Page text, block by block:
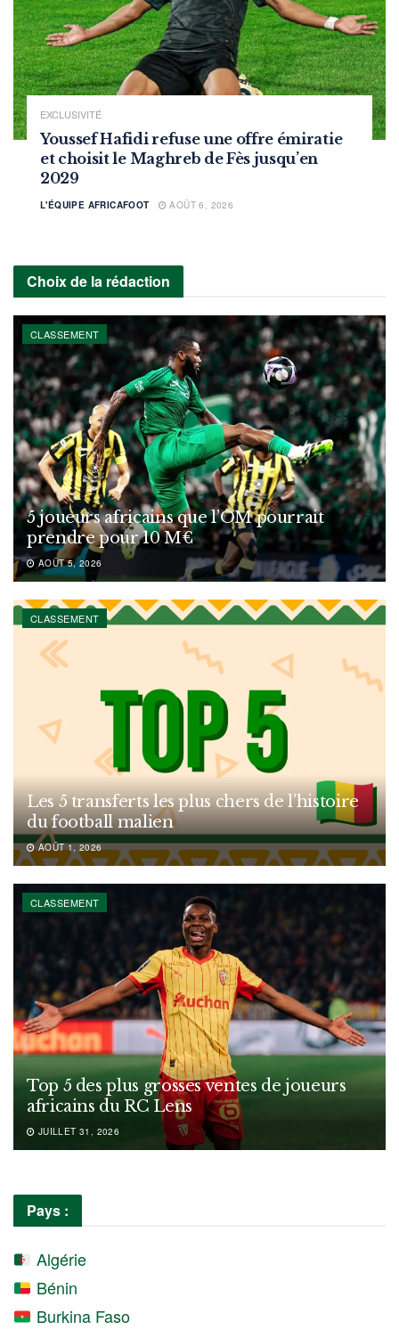
EXCLUSIVITÉ
Youssef Hafidi refuse une offre émiratie
et choisit le Maghreb de Fès jusqu’en
2029
L'ÉQUIPE AFRICAFOOT AOÛT 6, 2026
Choix de la rédaction
CLASSEMENT
5 joueurs africains que l’OM pourrait
prendre pour 10 M€
AOÛT 5, 2026
CLASSEMENT
Les 5 transferts les plus chers de l’histoire
du football malien
AOÛT 1, 2026
CLASSEMENT
Top 5 des plus grosses ventes de joueurs
africains du RC Lens
JUILLET 31, 2026
Pays :
Algérie
Bénin
Burkina Faso